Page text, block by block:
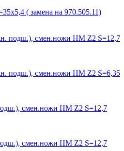
( замена на 970.505.11)
подш.), смен.ножи HM Z2 S=12,7
подш.), смен.ножи HM Z2 S=6,35
смен.ножи HM Z2 S=12,7
смен.ножи HM Z2 S=12,7